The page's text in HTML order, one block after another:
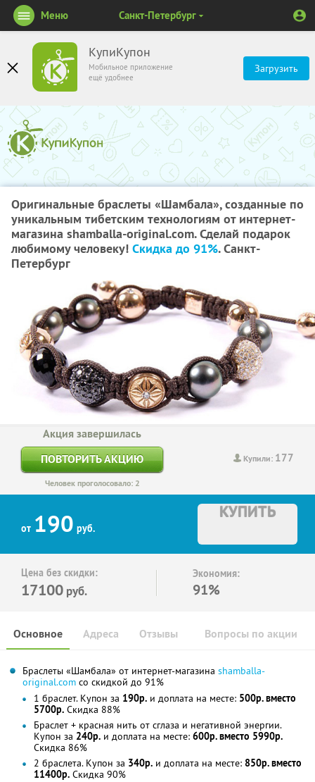
КупиКупон
Мобильное приложение
ещё удобнее
Загрузить
Меню Санкт-Петербург
Оригинальные браслеты «Шамбала», созданные по
уникальным тибетским технологиям от интернет-
магазина shamballa-original.com. Сделай подарок
любимому человеку! Скидка до 91%. Санкт-
Петербург
Купили: 177
Акция завершилась
ПОВТОРИТЬ АКЦИЮ
Человек проголосовало: 2
от 190 руб.
КУПИТЬ
Цена без скидки:
17100 руб.
Экономия:
91%
Основное Отзывы Вопросы по акции
Адреса
Браслеты «Шамбала» от интернет-магазина shamballa-
original.com со скидкой до 91%
1 браслет. Купон за 190р. и доплата на месте: 500р. вместо
5700р. Скидка 88%
Браслет + красная нить от сглаза и негативной энергии.
Купон за 240р. и доплата на месте: 600р. вместо 5990р.
Скидка 86%
2 браслета. Купон за 340р. и доплата на месте: 850р. вместо
11400р. Скидка 90%